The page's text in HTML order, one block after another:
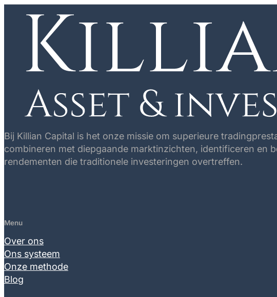
Bij Killian Capital is het onze missie om superieure
combineren met diepgaande marktinzichten, identificeren en
rendementen die traditionele investeringen overtreffen.
Menu
Over ons
Ons systeem
Onze methode
Blog